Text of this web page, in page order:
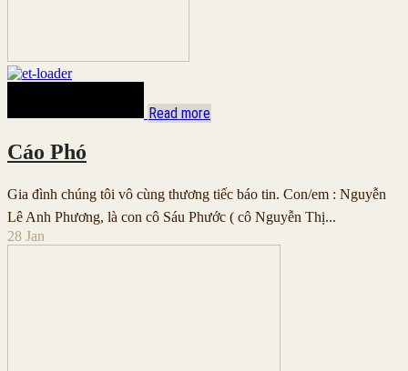
Read more
Cáo Phó
Gia đình chúng tôi vô cùng thương tiếc báo tin. Con/em : Nguyễn
Lê Anh Phương, là con cô Sáu Phước ( cô Nguyễn Thị...
28 Jan